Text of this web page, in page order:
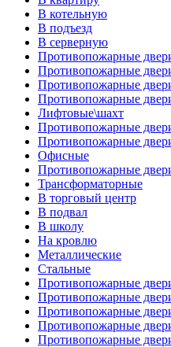
В котельную
В подъезд
В серверную
Противопожарные
Противопожарные
Противопожарные
Противопожарные
Лифтовые\шахт
Противопожарные
Противопожарные
Офисные
Противопожарные
Трансформаторные
В торговый центр
В подвал
В школу
На кровлю
Металлические
Стальные
Противопожарные
Противопожарные
Противопожарные
Противопожарные
Противопожарные